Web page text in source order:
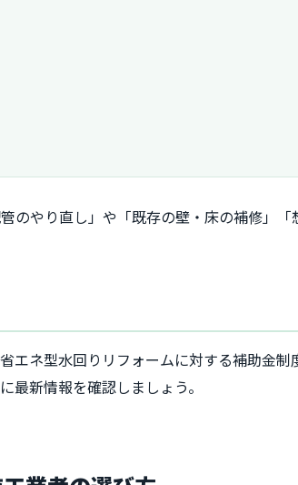
のやり直し」や「既存の壁・床の補修」
エネ型水回りリフォームに対する補助金
最新情報を確認しましょう。